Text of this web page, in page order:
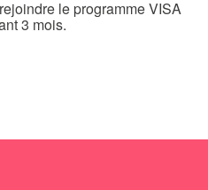
le programme VISA
3 mois.